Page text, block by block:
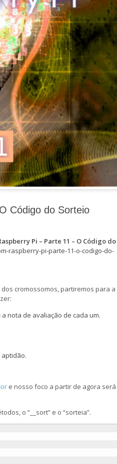
Código do Sorteio
Pi – Parte 11 – O Código do
raspberry-pi-parte-11-o-codigo-do-
cromossomos, partiremos para a
nota de avaliação de cada um.
e nosso foco a partir de agora será
o “__sort” e o “sorteia”.